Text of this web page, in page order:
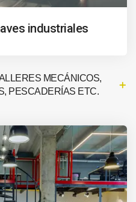
industriales
MECÁNICOS,
PESCADERÍAS ETC.